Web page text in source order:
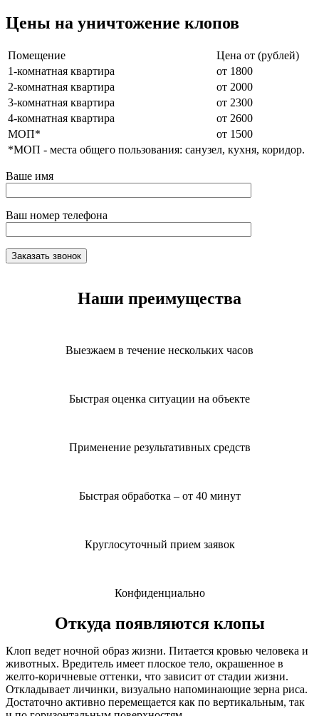
Цены на уничтожение клопов
Помещение
Цена от (рублей)
1-комнатная квартира
от 1800
2-комнатная квартира
от 2000
3-комнатная квартира
от 2300
4-комнатная квартира
от 2600
МОП*
от 1500
*МОП - места общего пользования: санузел, кухня, коридор.
Ваше имя
Ваш номер телефона
Наши преимущества
Выезжаем в течение нескольких часов
Быстрая оценка ситуации на объекте
Применение результативных средств
Быстрая обработка – от 40 минут
Круглосуточный прием заявок
Конфиденциально
Откуда появляются клопы
Клоп ведет ночной образ жизни. Питается кровью человека и
животных. Вредитель имеет плоское тело, окрашенное в
желто-коричневые оттенки, что зависит от стадии жизни.
Откладывает личинки, визуально напоминающие зерна риса.
Достаточно активно перемещается как по вертикальным, так